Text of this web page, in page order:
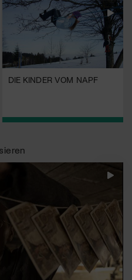
DIE KINDER VOM NAPF